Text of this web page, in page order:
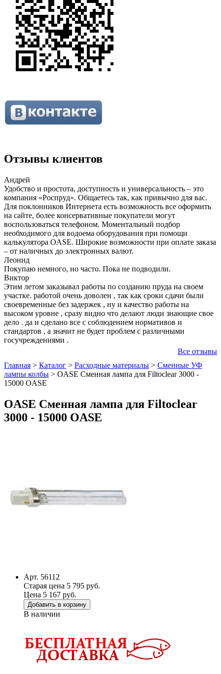
Отзывы клиентов
Андрей
Удобство и простота, доступность и универсальность – это
компания «Роспруд». Общаетесь так, как привычно для вас.
Для поклонников Интернета есть возможность все оформить
на сайте, более консервативные покупатели могут
воспользоваться телефоном. Моментальный подбор
необходимого для водоема оборудования при помощи
калькулятора OASE. Широкие возможности при оплате заказа
– от наличных до электронных валют.
Леонид
Покупаю немного, но часто. Пока не подводили.
Виктор
Этим летом заказывал работы по созданию пруда на своем
участке. работой очень доволен , так как сроки сдачи были
своевременные без задержек , ну и качество работы на
высоком уровне , сразу видно что делают люди знающие свое
дело . да и сделано все с соблюдением нормативов и
стандартов , а значит не будет проблем с различными
госучреждениями .
Все отзывы
Главная > Каталог > Расходные материалы > Сменные УФ
лампы колбы > OASE Сменная лампа для Filtoclear 3000 -
15000 OASE
OASE Сменная лампа для Filtoclear
3000 - 15000 OASE
Арт. 56112
Старая цена 5 795 руб.
Цена 5 167 руб.
Добавить в корзину
В наличии